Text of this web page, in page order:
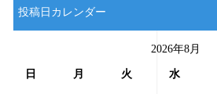
投稿日カレンダー
2026年8月
日 月 火 水